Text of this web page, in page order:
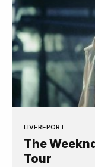
LIVEREPORT
The
Tour